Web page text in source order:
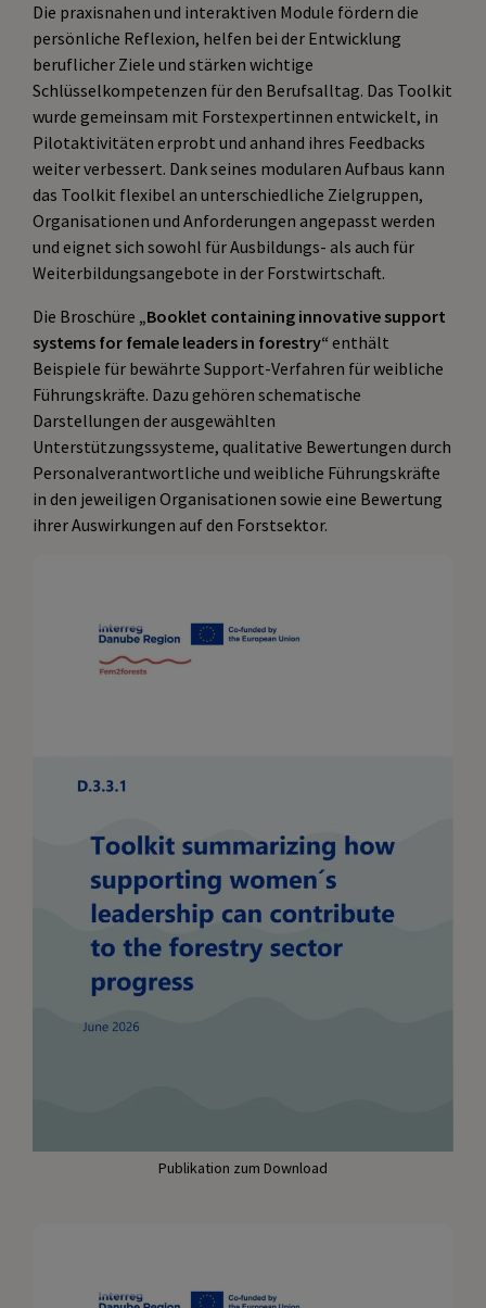
Die praxisnahen und interaktiven Module fördern die
persönliche Reflexion, helfen bei der Entwicklung
beruflicher Ziele und stärken wichtige
Schlüsselkompetenzen für den Berufsalltag. Das Toolkit
wurde gemeinsam mit Forstexpertinnen entwickelt, in
Pilotaktivitäten erprobt und anhand ihres Feedbacks
weiter verbessert. Dank seines modularen Aufbaus kann
das Toolkit flexibel an unterschiedliche Zielgruppen,
Organisationen und Anforderungen angepasst werden
und eignet sich sowohl für Ausbildungs- als auch für
Weiterbildungsangebote in der Forstwirtschaft.
Die Broschüre „Booklet containing innovative support
systems for female leaders in forestry“ enthält
Beispiele für bewährte Support-Verfahren für weibliche
Führungskräfte. Dazu gehören schematische
Darstellungen der ausgewählten
Unterstützungssysteme, qualitative Bewertungen durch
Personalverantwortliche und weibliche Führungskräfte
in den jeweiligen Organisationen sowie eine Bewertung
ihrer Auswirkungen auf den Forstsektor.
Publikation zum Download